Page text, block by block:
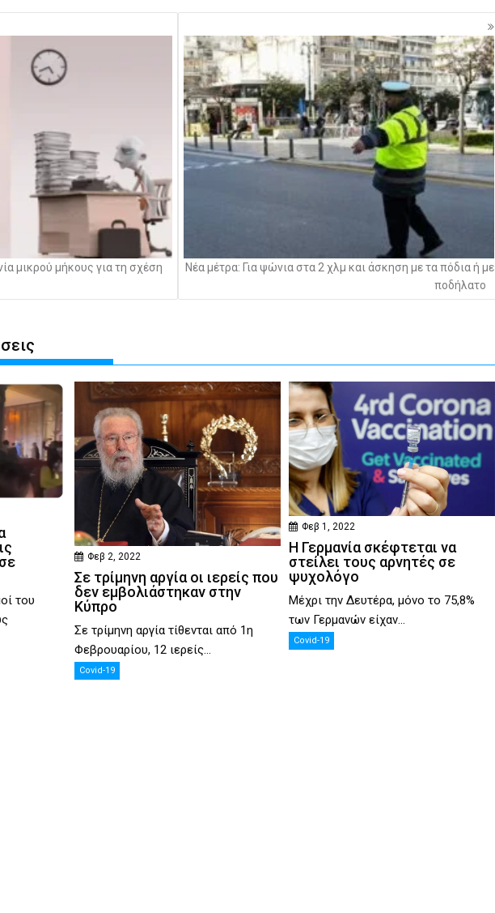
μικρού μήκους για τη σχέση
Νέα μέτρα: Για ψώνια στα 2 χλμ και άσκηση με τα πόδια ή με
ποδήλατο
του
Φεβ 2, 2022
Σε τρίμηνη αργία οι ιερείς που
δεν εμβολιάστηκαν στην
Κύπρο
Σε τρίμηνη αργία τίθενται από 1η
Φεβρουαρίου, 12 ιερείς...
Covid-19
Φεβ 1, 2022
Η Γερμανία σκέφτεται να
στείλει τους αρνητές σε
ψυχολόγο
Μέχρι την Δευτέρα, μόνο το 75,8%
των Γερμανών είχαν...
Covid-19